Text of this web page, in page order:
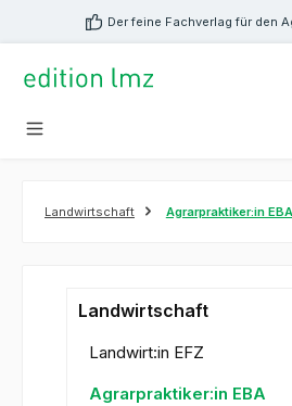
springen Der feine Fachverlag für den
Landwirtschaft Agrarpraktiker:in EBA
Landwirtschaft
Landwirt:in EFZ
Agrarpraktiker:in EBA